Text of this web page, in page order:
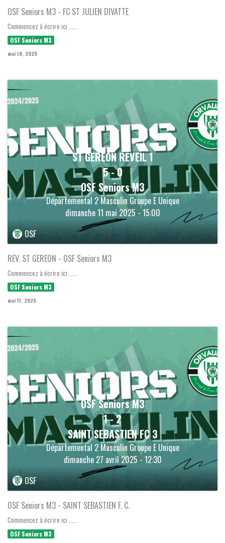
OSF Seniors M3 - FC ST JULIEN DIVATTE
Commencez à écrire ici ......
OSF Seniors M3
mai 18, 2025
ST GEREON REVEIL 1
5-0
OSF Seniors M3
Départemental 2 Masculin Groupe E Unique
dimanche 11 mai 2025 - 15:00
OSF
REV. ST GEREON - OSF Seniors M3
Commencez à écrire ici ......
OSF Seniors M3
mai 11, 2025
OSF Seniors M3
1-2
SAINT SEBASTIEN FC 3
Départemental 2 Masculin Groupe E Unique
dimanche 27 avril 2025 - 12:30
OSF
OSF Seniors M3 - SAINT SEBASTIEN F. C.
Commencez à écrire ici ......
OSF Seniors M3